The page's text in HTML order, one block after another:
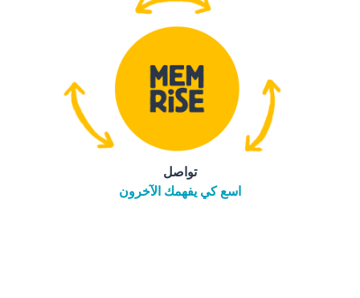
تواصل
اسع كي يفهمك الآخرون